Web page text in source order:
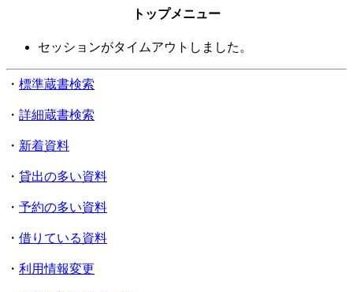
トップメニュー
セッションがタイムアウトしました。
・ 標準蔵書検索
・ 詳細蔵書検索
・ 新着資料
・ 貸出の多い資料
・ 予約の多い資料
・ 借りている資料
・ 利用情報変更